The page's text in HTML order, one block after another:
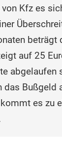
Kfz es
beträgt
auf 25
abgelaufen
das Bußgeld
es zu